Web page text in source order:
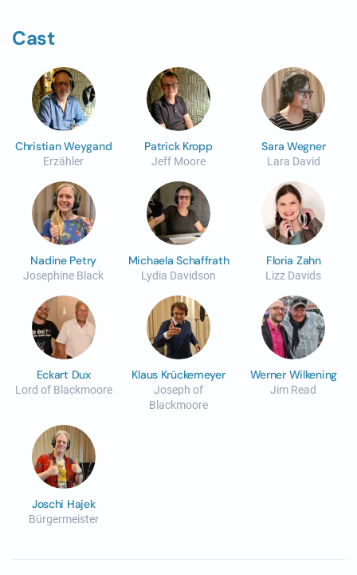
Cast
Christian Weygand
Erzähler
Patrick Kropp
Jeff Moore
Sara Wegner
Lara David
Nadine Petry
Josephine Black
Michaela Schaffrath
Lydia Davidson
Floria Zahn
Lizz Davids
Eckart Dux
Lord of Blackmoore
Klaus Krückemeyer
Joseph of
Blackmoore
Werner Wilkening
Jim Read
Joschi Hajek
Bürgermeister